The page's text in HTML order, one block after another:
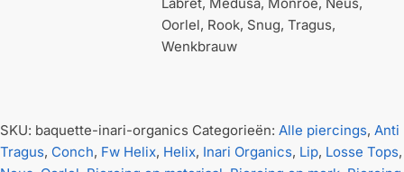
Oorlel, Rook, Snug, Tragus,
Wenkbrauw
SKU: baquette-inari-organics Categorieën: Alle piercings, Anti
Tragus, Conch, Fw Helix, Helix, Inari Organics, Lip, Losse Tops,